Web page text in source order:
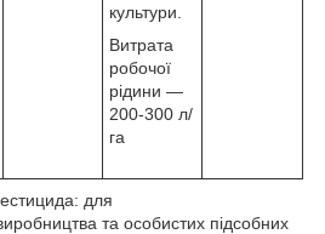
культури.
Витрата
робочої
рідини —
200-300 л/
га
для
та особистих підсобних